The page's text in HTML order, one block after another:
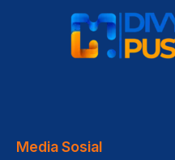
Media Sosial